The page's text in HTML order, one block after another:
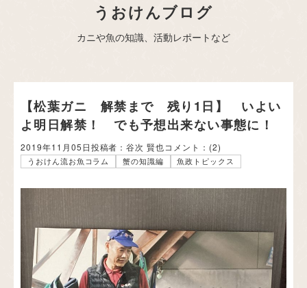
うおけんブログ
カニや魚の知識、活動レポートなど
【松葉ガニ 解禁まで 残り1日】 いよい
よ明日解禁！ でも予想出来ない事態に！
2019年11月05日投稿者：谷次 賢也コメント： (2)
うおけん流お魚コラム 蟹の知識編 魚政トピックス